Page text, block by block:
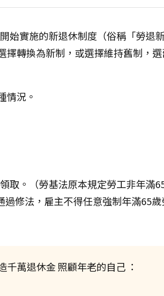
始實施的新退休制度（俗稱「勞退
轉換為新制，或選擇維持舊制，
情況。
取。（勞基法原本規定勞工非年滿
修法，雇主不得任意強制年滿65
萬退休金 照顧年老的自己 ：